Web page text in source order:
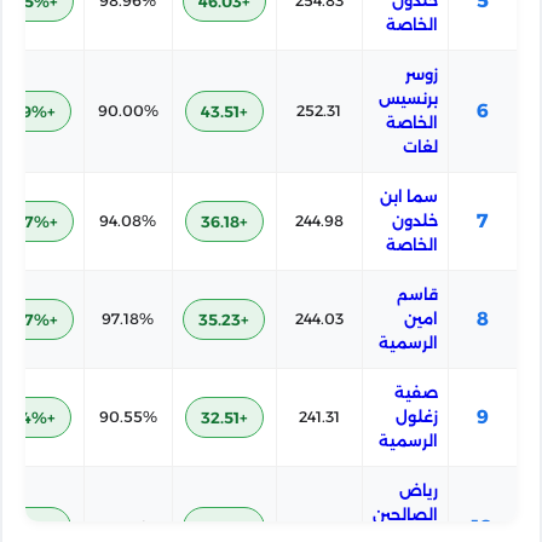
الخاصة
6
زوسر
برنسيس
الخاصة
لغات
252.31
+43.51
90.00%
+18.79%
7
سما ابن
خلدون
الخاصة
244.98
+36.18
94.08%
+22.87%
8
قاسم
امين
الرسمية
244.03
+35.23
97.18%
+25.97%
9
صفية
زغلول
الرسمية
241.31
+32.51
90.55%
+19.34%
10
رياض
الصالحين
+28.35
84.93%
+13.72%